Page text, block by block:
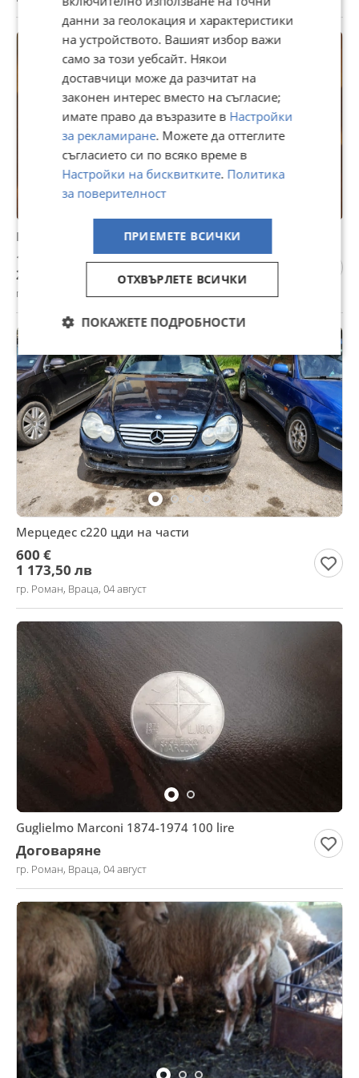
Продавам redmi 15c чисто нов неотварян с гаранция
130 €
254,26 лв
гр. Роман, Враца, 04 август
Мерцедес с220 цди на части
600 €
1 173,50 лв
гр. Роман, Враца, 04 август
Guglielmo Marconi 1874-1974 100 lire
Договаряне
гр. Роман, Враца, 04 август
данни за геолокация и характеристики
на устройството. Вашият избор важи
само за този уебсайт. Някои
доставчици може да разчитат на
законен интерес вместо на съгласие;
имате право да възразите в Настройки
за рекламиране. Можете да оттеглите
съгласието си по всяко време в
Настройки на бисквитките. Политика
за поверителност
ПРИЕМЕТЕ ВСИЧКИ
ОТХВЪРЛЕТЕ ВСИЧКИ
ПОКАЖЕТЕ ПОДРОБНОСТИ